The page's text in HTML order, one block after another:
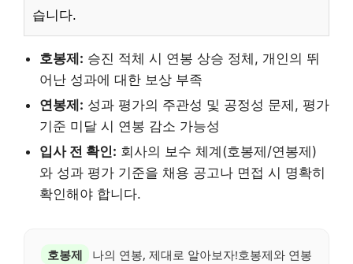
습니다.
호봉제: 승진 적체 시 연봉 상승 정체, 개인의 뛰
어난 성과에 대한 보상 부족
연봉제: 성과 평가의 주관성 및 공정성 문제, 평가
기준 미달 시 연봉 감소 가능성
입사 전 확인: 회사의 보수 체계(호봉제/연봉제)
와 성과 평가 기준을 채용 공고나 면접 시 명확히
확인해야 합니다.
호봉제
나의 연봉, 제대로 알아보자!호봉제와 연봉